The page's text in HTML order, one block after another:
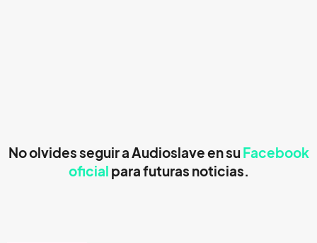
No olvides seguir aAudioslaveen su Facebook
oficial para futuras noticias.